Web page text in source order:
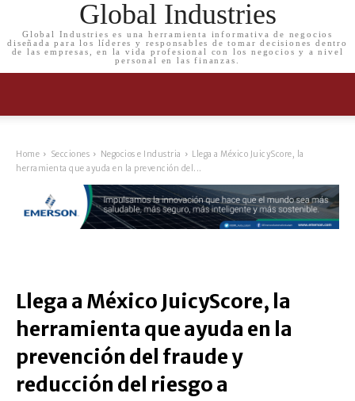
Global Industries
Global Industries es una herramienta informativa de negocios
diseñada para los líderes y responsables de tomar decisiones dentro
de las empresas, en la vida profesional con los negocios y a nivel
personal en las finanzas.
Home Secciones Negocios e Industria
Llega a México JuicyScore, la
herramienta que ayuda en la prevención del...
Llega a México JuicyScore, la
herramienta que ayuda en la
prevención del fraude y
reducción del riesgo a